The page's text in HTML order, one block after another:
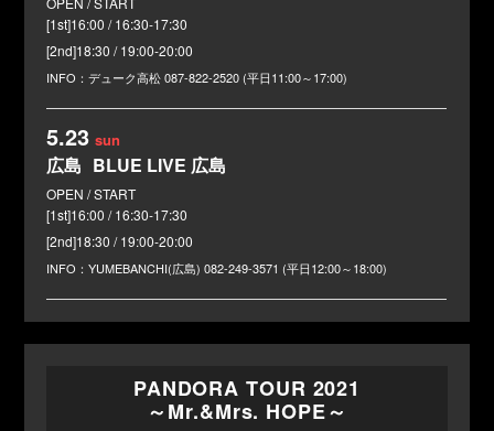
[1st]16:00 / 16:30-17:30
[2nd]18:30 / 19:00-20:00
デューク高松087-822-2520 (平日11:00～17:00)
5.23 sun
広島 BLUE LIVE 広島
[1st]16:00 / 16:30-17:30
[2nd]18:30 / 19:00-20:00
YUMEBANCHI(広島)082-249-3571 (平日12:00～18:00)
PANDORA TOUR 2021
～Mr.&Mrs. HOPE～